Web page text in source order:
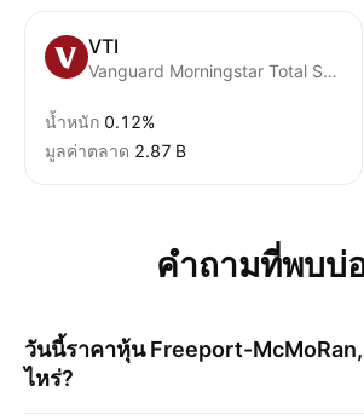
VTI
Vanguard Morningstar Total Stock Market ETF
น้ำหนัก 0.12%
มูลค่าตลาด ‪2.87 B‬
คำถามที่พบบ่
วันนี้ราคาหุ้นFreeport-
ไหร่?